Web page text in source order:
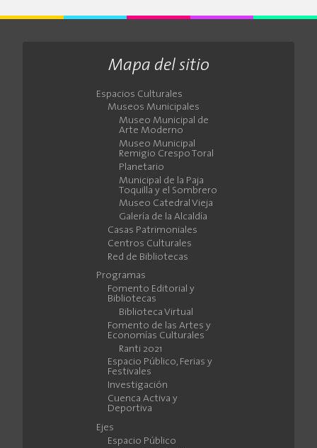
Mapa del sitio
Espacios Culturales
Museos Municipales
Museo Municipal de
Arte Moderno
Museo Municipal
Remigio Crespo Toral
Planetario
Municipal de la Paja
Toquilla y el Sombrero
Museo Catedral Vieja
Galería de la Alcaldía
Casas Patrimoniales
Centros Culturales
Red de Bibliotecas
Programas
Fomento Editorial y
Bibliotecas
Biblioteca Virtual
Fomento de las Artes y
Economías Culturales
Ranti 2021
Espacio Público, Ferias y
Festivales
Investigación
Cuenca Activa y
Deportiva
Ejes
Espacio Público